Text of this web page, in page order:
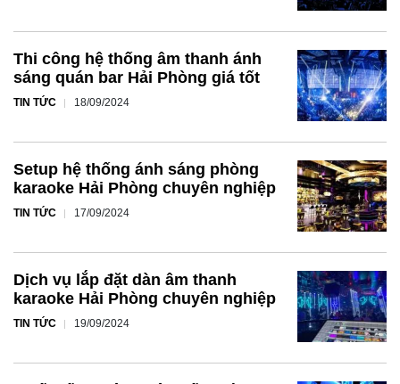
Thi công hệ thống âm thanh ánh
sáng quán bar Hải Phòng giá tốt
TIN TỨC 18/09/2024
Setup hệ thống ánh sáng phòng
karaoke Hải Phòng chuyên nghiệp
TIN TỨC 17/09/2024
Dịch vụ lắp đặt dàn âm thanh
karaoke Hải Phòng chuyên nghiệp
TIN TỨC 19/09/2024